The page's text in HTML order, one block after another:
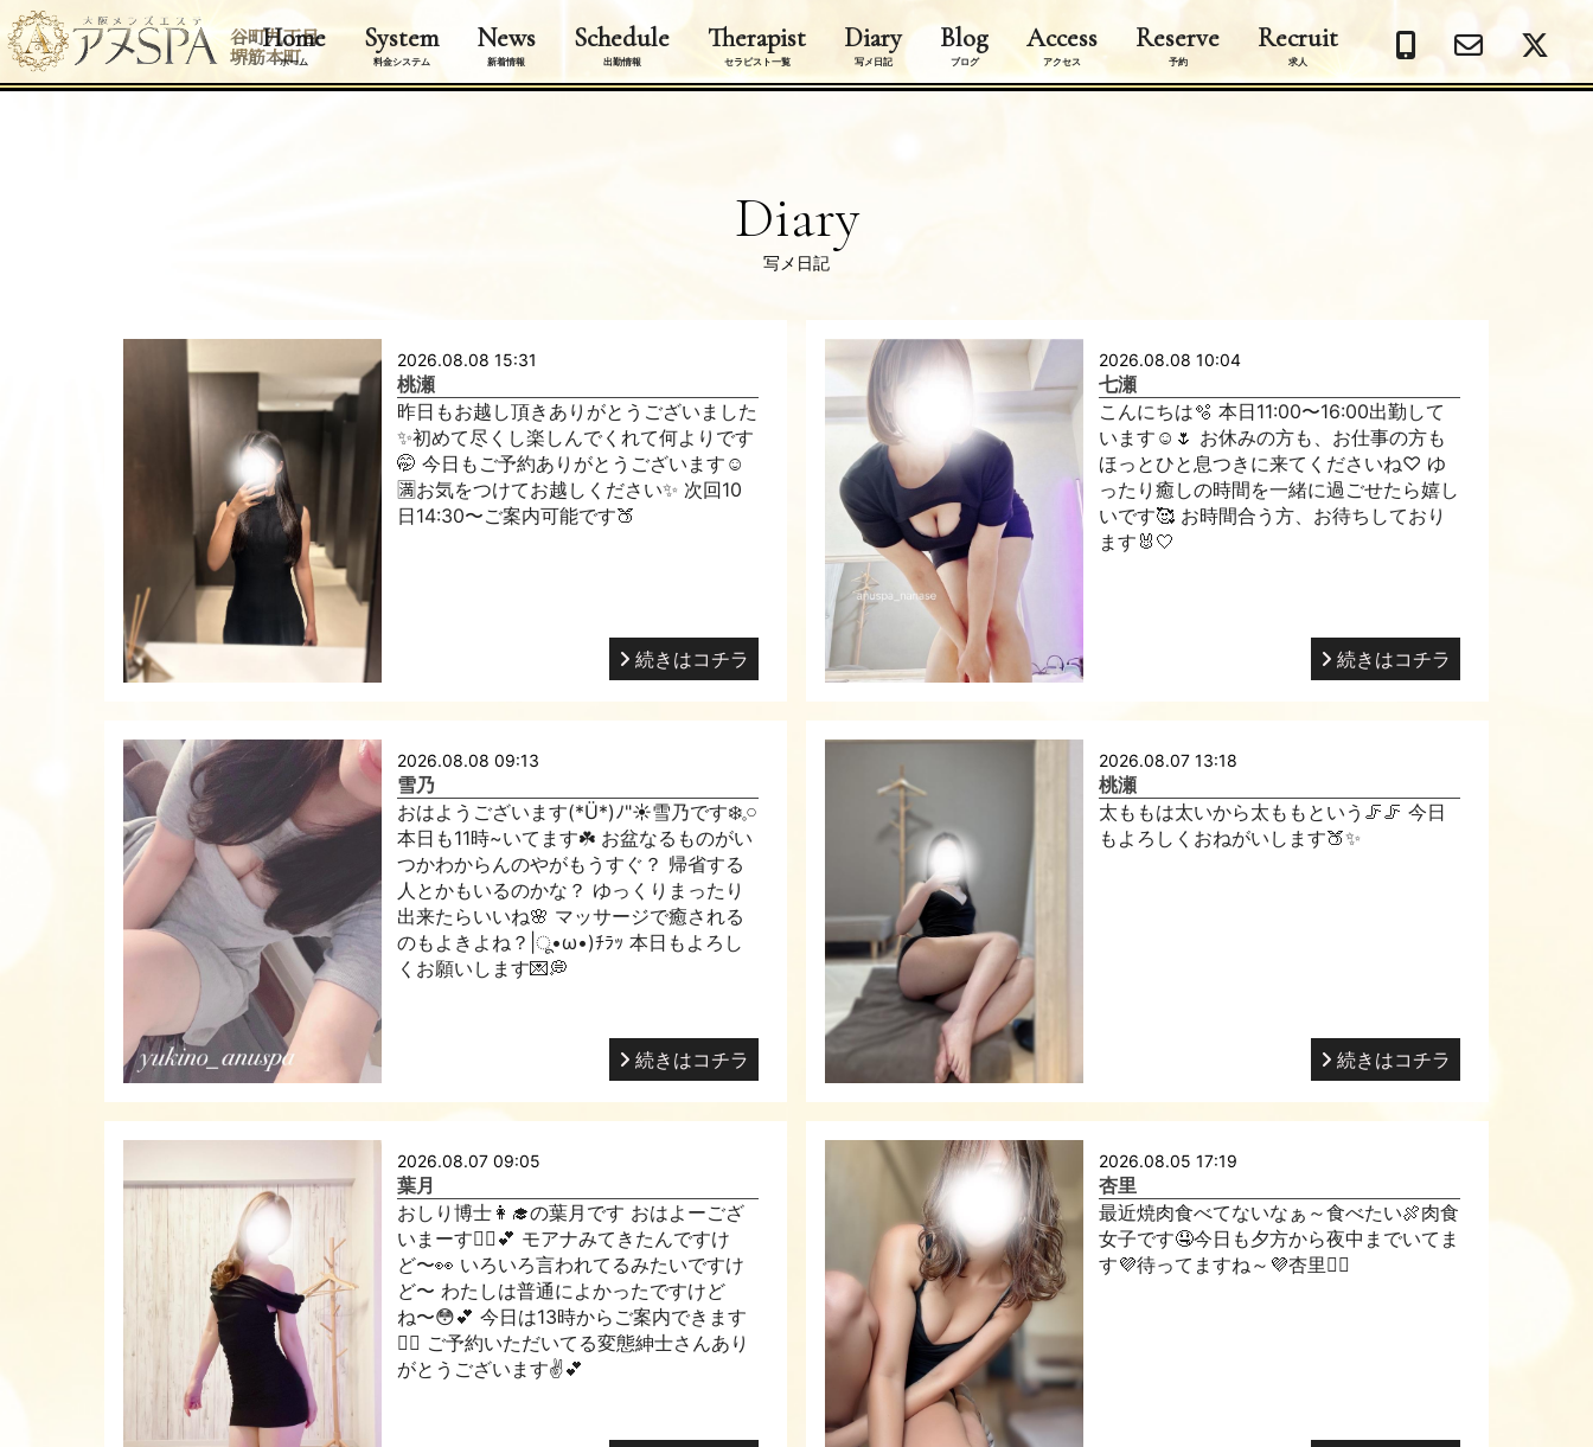
谷町九丁目
堺筋本町
Home
ホーム
System
料金システム
News
新着情報
Schedule
出勤情報
Therapist
セラピスト一覧
Diary
写メ日記
Blog
ブログ
Access
アクセス
Reserve
予約
Recruit
求人
Diary
写メ日記
2026.08.08 15:31
桃瀬
昨日もお越し頂きありがとうございました
✨初めて尽くし楽しんでくれて何よりです
🤭 今日もご予約ありがとうございます☺️
🈵お気をつけてお越しください✨ 次回10
日14:30〜ご案内可能です🍑
続きはコチラ
2026.08.08 10:04
七瀬
こんにちは🫧 本日11:00〜16:00出勤して
います☺️🌷 お休みの方も、お仕事の方も
ほっとひと息つきに来てくださいね♡ ゆ
ったり癒しの時間を一緒に過ごせたら嬉し
いです🥰 お時間合う方、お待ちしており
ます🐰🤍
続きはコチラ
2026.08.08 09:13
雪乃
おはようございます(*Ü*)ﾉ"☀雪乃です❄️𓈒𓏸
本日も11時~いてます☘️ お盆なるものがい
つかわからんのやがもうすぐ？ 帰省する
人とかもいるのかな？ ゆっくりまったり
出来たらいいね🌸 マッサージで癒される
のもよきよね？|ू•ω•)ﾁﾗｯ 本日もよろし
くお願いします💌💭
続きはコチラ
2026.08.07 13:18
桃瀬
太ももは太いから太ももという🦵🦵 今日
もよろしくおねがいします🍑✨
続きはコチラ
2026.08.07 09:05
葉月
おしり博士👩‍🎓の葉月です おはよーござ
いまーす🙋‍♀️💕 モアナみてきたんですけ
ど〜👀 いろいろ言われてるみたいですけ
ど〜 わたしは普通によかったですけど
ね〜😳💕 今日は13時からご案内できます
🙋‍♀️ ご予約いただいてる変態紳士さんあり
がとうございます✌️💕
2026.08.05 17:19
杏里
最近焼肉食べてないなぁ～食べたい🍖肉食
女子です🤤今日も夕方から夜中までいてま
す💜待ってますね～💜杏里🧚‍♀️